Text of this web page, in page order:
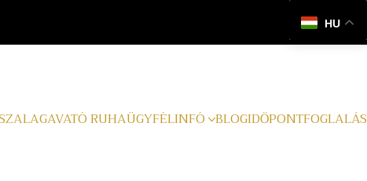
HU
RUHAÜGYFÉLINFÓ BLOGIDŐPONTFOGLALÁS